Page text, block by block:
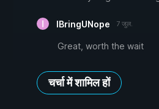
IBringUNope 7 जुल.
Great, worth the wait
चर्चा में शामिल हों